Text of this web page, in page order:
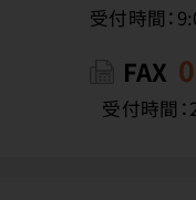
受付時間：
FAX
受付時間